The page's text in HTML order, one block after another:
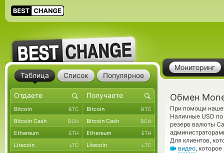
Мониторинг
Обмен
При помощи
Наличные USD
резерв валюты
Для клиентов,
видео,
Таблица Список Популярное
Bitcoin BTC Bitcoin BTC
Bitcoin Cash BCH Bitcoin Cash BCH
Ethereum ETH Ethereum ETH
Litecoin LTC Litecoin LTC